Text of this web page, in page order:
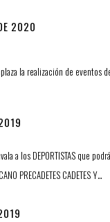
2020
la realización de eventos
a los DEPORTISTAS que
PRECADETES CADETES Y…